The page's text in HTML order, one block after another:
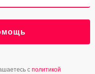
с политикой